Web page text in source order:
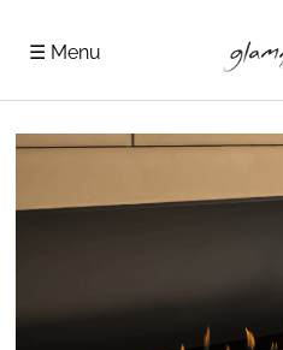
☰ Menu